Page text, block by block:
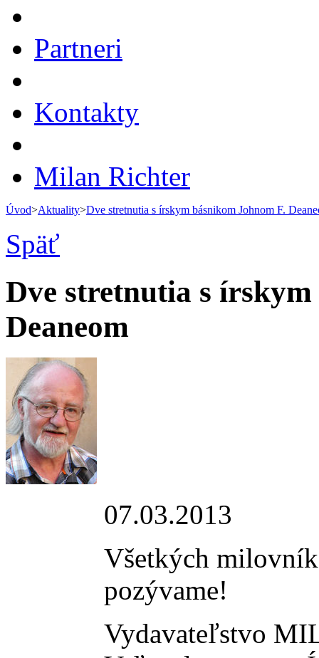
Partneri
Kontakty
Milan Richter
Úvod>Aktuality>Dve stretnutia s írskym básnikom Johnom F.
Späť
Dve stretnutia s
Deaneom
07.03.2013
Všetkých
pozývame!
Vydavateľstvo